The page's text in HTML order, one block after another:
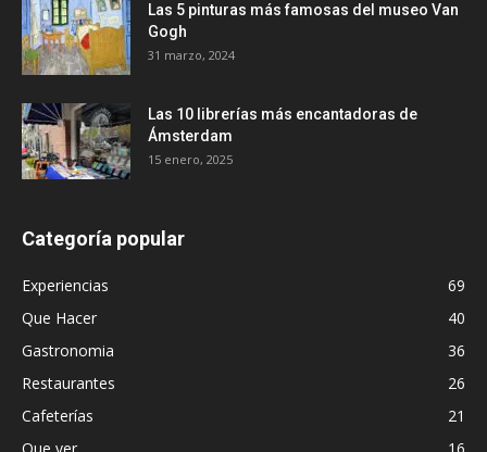
Las 5 pinturas más famosas del museo Van
Gogh
31 marzo, 2024
Las 10 librerías más encantadoras de
Ámsterdam
15 enero, 2025
Categoría popular
Experiencias
69
Que Hacer
40
Gastronomia
36
Restaurantes
26
Cafeterías
21